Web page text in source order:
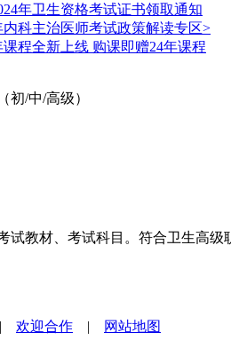
年卫生资格考试证书领取通知
内科主治医师考试政策解读专区>
课程全新上线 购课即赠24年课程
初/中/高级）
试教材、考试科目。符合卫生高
欢迎合作 | 网站地图